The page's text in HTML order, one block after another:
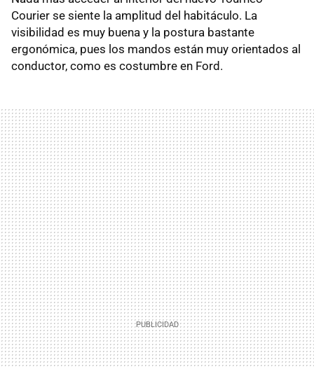
Courier se siente la amplitud del habitáculo. La
visibilidad es muy buena y la postura bastante
ergonómica, pues los mandos están muy orientados al
conductor, como es costumbre en Ford.